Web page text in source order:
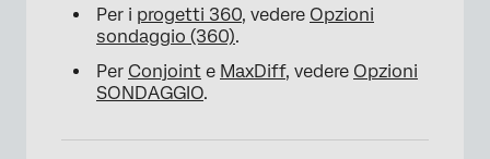
Per i progetti 360, vedere Opzioni
sondaggio (360).
Per Conjoint e MaxDiff, vedere Opzioni
SONDAGGIO.